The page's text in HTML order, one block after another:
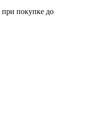
при покупке до